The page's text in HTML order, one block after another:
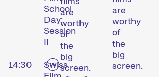
School
Day:
Session
II
14:30
Swiss
are
worthy
of
the
big
screen.
are
worthy
of
the
big
screen.